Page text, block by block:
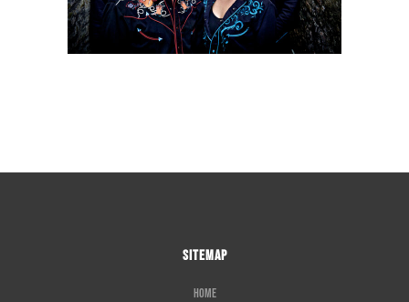
SITEMAP
Home